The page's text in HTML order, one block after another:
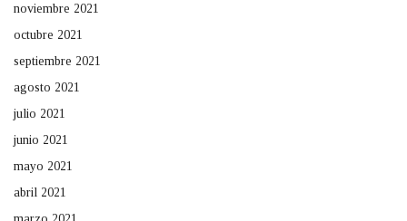
noviembre 2021
octubre 2021
septiembre 2021
agosto 2021
julio 2021
junio 2021
mayo 2021
abril 2021